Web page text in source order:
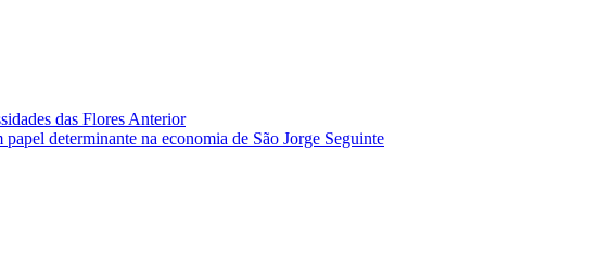
das FloresAnterior
determinante na economia de São Jorge Seguinte